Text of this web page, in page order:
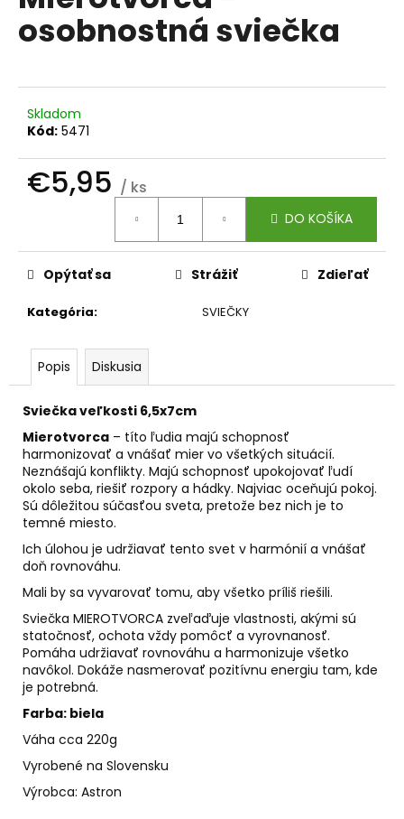
z
osobnostná sviečka
Skladom
Kód: 5471
€5,95 / ks
DO KOŠÍKA
Kategória: SVIEČKY
Opýtať sa Strážiť Zdieľať
Popis Diskusia
Sviečka veľkosti 6,5x7cm
Mierotvorca – títo ľudia majú schopnosť
harmonizovať a vnášať mier vo všetkých situácií.
Neznášajú konflikty. Majú schopnosť upokojovať ľudí
okolo seba, riešiť rozpory a hádky. Najviac oceňujú pokoj.
Sú dôležitou súčasťou sveta, pretože bez nich je to
temné miesto.
Ich úlohou je udržiavať tento svet v harmónií a vnášať
doň rovnováhu.
Mali by sa vyvarovať tomu, aby všetko príliš riešili.
Sviečka MIEROTVORCA zveľaďuje vlastnosti, akými sú
statočnosť, ochota vždy pomôcť a vyrovnanosť.
Pomáha udržiavať rovnováhu a harmonizuje všetko
navôkol. Dokáže nasmerovať pozitívnu energiu tam, kde
je potrebná.
Farba: biela
Váha cca 220g
Vyrobené na Slovensku
Výrobca: Astron
á
j
ť
?
d
ú
č
a
m
e
VÝZVA
CHUDNUTIE
€49